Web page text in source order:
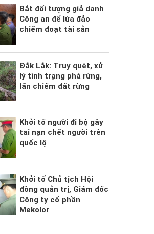
Bắt đối tượng giả danh
Công an để lừa đảo
chiếm đoạt tài sản
Đắk Lắk: Truy quét, xử
lý tình trạng phá rừng,
lấn chiếm đất rừng
Khởi tố người đi bộ gây
tai nạn chết người trên
quốc lộ
Khởi tố Chủ tịch Hội
đồng quản trị, Giám đốc
Công ty cổ phần
Mekolor